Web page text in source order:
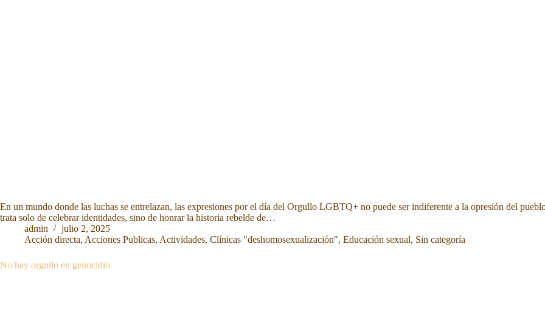
En un mundo donde las luchas se entrelazan, las expresiones por el día del Orgullo LGBTQ+ no puede ser indiferente a la opresión del
trata solo de celebrar identidades, sino de honrar la historia rebelde de…
admin
julio 2, 2025
Acción directa, Acciones Publicas, Actividades, Clínicas "deshomosexualización", Educación sexual, Sin categoría
No hay orgullo en genocidio